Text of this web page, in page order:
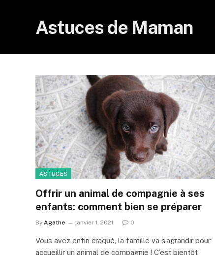
Astuces de Maman
ASTUCES
Offrir un animal de compagnie à ses
enfants: comment bien se préparer
By Agathe janvier 1, 2021 0
Vous avez enfin craqué, la famille va s’agrandir pour
accueillir un animal de compagnie ! C’est bientôt